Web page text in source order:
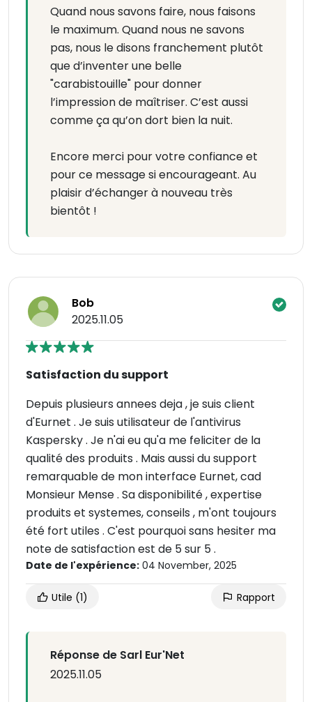
Quand nous savons faire, nous faisons
le maximum. Quand nous ne savons
pas, nous le disons franchement plutôt
que d’inventer une belle
"carabistouille" pour donner
l’impression de maîtriser. C’est aussi
comme ça qu’on dort bien la nuit.
Encore merci pour votre confiance et
pour ce message si encourageant. Au
plaisir d’échanger à nouveau très
bientôt !
Bob
2025.11.05
Satisfaction du support
Depuis plusieurs annees deja , je suis client
d'Eurnet . Je suis utilisateur de l'antivirus
Kaspersky . Je n'ai eu qu'a me feliciter de la
qualité des produits . Mais aussi du support
remarquable de mon interface Eurnet, cad
Monsieur Mense . Sa disponibilité , expertise
produits et systemes, conseils , m'ont toujours
été fort utiles . C'est pourquoi sans hesiter ma
note de satisfaction est de 5 sur 5 .
Date de l'expérience: 04 November, 2025
Utile (1) Rapport
Réponse de Sarl Eur'Net
2025.11.05